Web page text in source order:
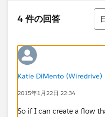
4 件の回答
並
Katie DiMento (Wiredrive)
2015年1月22日 22:34
So if I can create a flow